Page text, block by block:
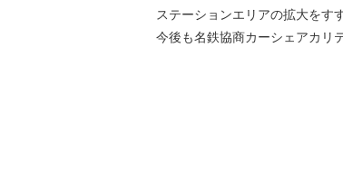
ステーションエリアの拡大をす
今後も名鉄協商カーシェアカリ